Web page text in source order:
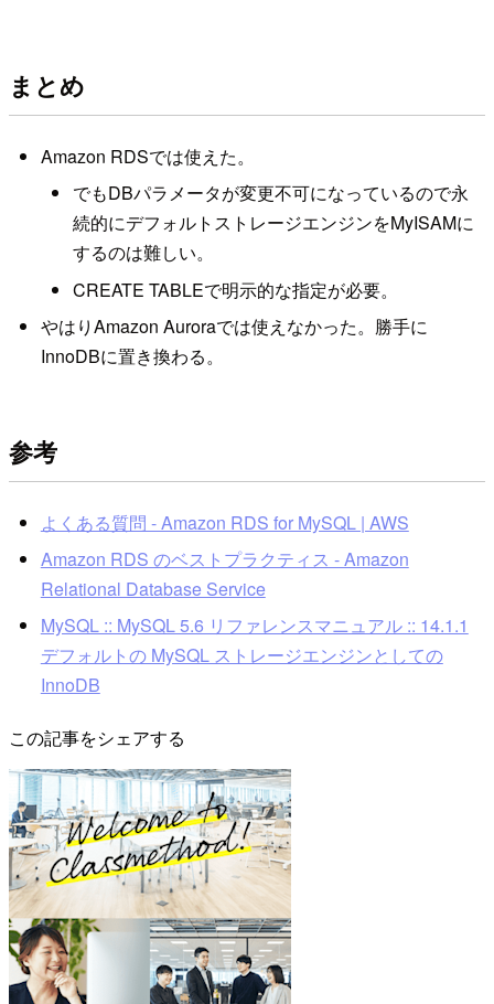
まとめ
Amazon RDSでは使えた。
でもDBパラメータが変更不可になっているので永
続的にデフォルトストレージエンジンをMyISAMに
するのは難しい。
CREATE TABLEで明示的な指定が必要。
やはりAmazon Auroraでは使えなかった。勝手に
InnoDBに置き換わる。
参考
よくある質問 - Amazon RDS for MySQL | AWS
Amazon RDS のベストプラクティス - Amazon
Relational Database Service
MySQL :: MySQL 5.6 リファレンスマニュアル :: 14.1.1
デフォルトの MySQL ストレージエンジンとしての
InnoDB
この記事をシェアする